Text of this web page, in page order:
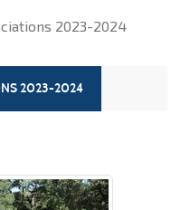
2023-2024
2023-2024